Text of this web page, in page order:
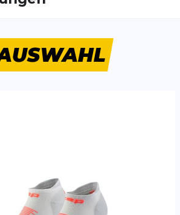
niemand dieses Produkt bewertet.
BEWERTUNG